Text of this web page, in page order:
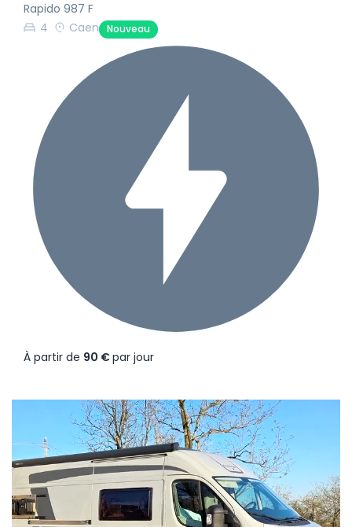
Rapido 987 F
4
Caen Nouveau
À partir de 90 €par jour